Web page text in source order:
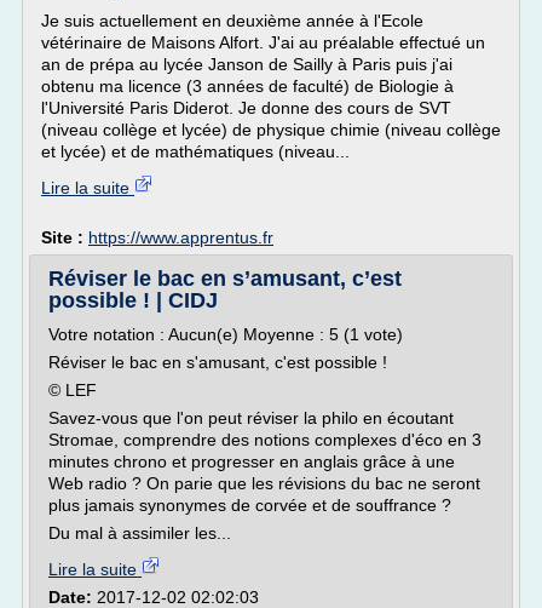
Je suis actuellement en deuxième année à l'Ecole
vétérinaire de Maisons Alfort. J'ai au préalable effectué un
an de prépa au lycée Janson de Sailly à Paris puis j'ai
obtenu ma licence (3 années de faculté) de Biologie à
l'Université Paris Diderot. Je donne des cours de SVT
(niveau collège et lycée) de physique chimie (niveau collège
et lycée) et de mathématiques (niveau...
Lire la suite
Site : https://www.apprentus.fr
Réviser le bac en s’amusant, c’est
possible ! | CIDJ
Votre notation : Aucun(e) Moyenne : 5 (1 vote)
Réviser le bac en s'amusant, c'est possible !
© LEF
Savez-vous que l'on peut réviser la philo en écoutant
Stromae, comprendre des notions complexes d'éco en 3
minutes chrono et progresser en anglais grâce à une
Web radio ? On parie que les révisions du bac ne seront
plus jamais synonymes de corvée et de souffrance ?
Du mal à assimiler les...
Lire la suite
Date: 2017-12-02 02:02:03